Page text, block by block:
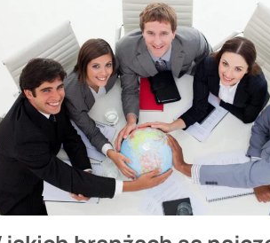
LEKARZA
RODZINNEGO